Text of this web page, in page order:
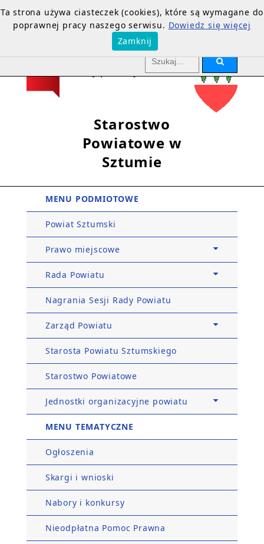
Starostwo
Powiatowe w
Sztumie
MENU PODMIOTOWE
Powiat Sztumski
Prawo miejscowe
Rada Powiatu
Nagrania Sesji Rady Powiatu
Zarząd Powiatu
Starosta Powiatu Sztumskiego
Starostwo Powiatowe
Jednostki organizacyjne powiatu
MENU TEMATYCZNE
Ogłoszenia
Skargi i wnioski
Nabory i konkursy
Nieodpłatna Pomoc Prawna
Ta strona używa ciasteczek (cookies), które są wymagane do
poprawnej pracy naszego serwisu. Dowiedz się więcej
Zamknij